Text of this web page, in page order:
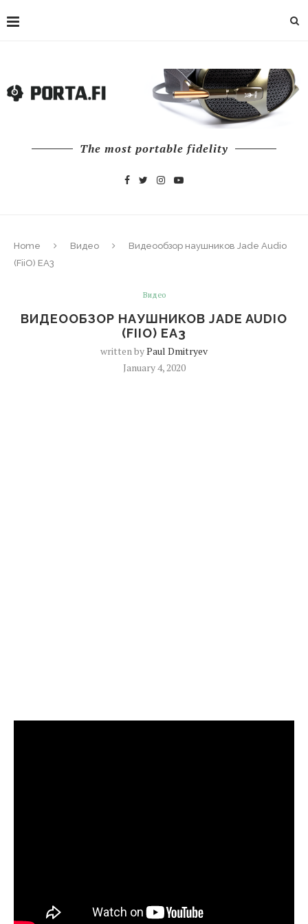
The most portable fidelity
Home Видео
Видеообзор наушников Jade Audio
(FiiO) EA3
Видео
ВИДЕООБЗОР НАУШНИКОВ JADE AUDIO
(FIIO) EA3
written byPaul Dmitryev
January 4, 2020